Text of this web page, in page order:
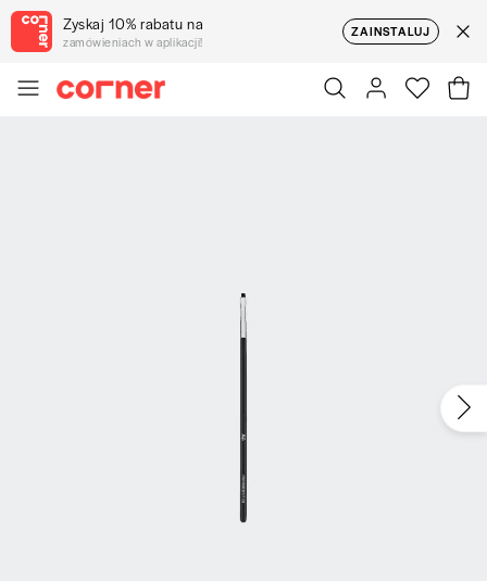
Zyskaj 10% rabatu na
zamówieniach w aplikacji!
ZAINSTALUJ